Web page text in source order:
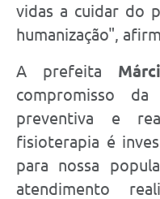
vidas a cuidar do
humanização",
A prefeita
compromisso
preventiva e
fisioterapia é
para nossa
atendimento